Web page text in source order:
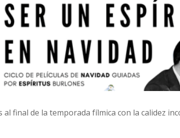
al final de la temporada fílmica con la calidez